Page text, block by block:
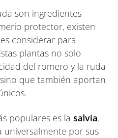
son ingredientes
protector, existen
considerar para
plantas no solo
del romero y la ruda
que también aportan
populares es la salvia.
universalmente por sus